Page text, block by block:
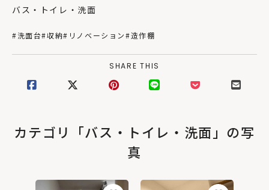
バス・トイレ・洗面
#洗面台#収納#リノベーション#造作棚
SHARE THIS
カテゴリ「バス・トイレ・洗面」の写
真